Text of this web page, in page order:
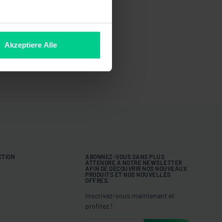
Akzeptiere Alle
ABONNEZ-VOUS SANS PLUS
ATTENDRE À NOTRE NEWSLETTER
AFIN DE DÉCOUVRIR NOS NOUVEAUX
PRODUITS ET NOS NOUVELLES
OFFRES.
Inscrivez-vous maintenant et
profitez !